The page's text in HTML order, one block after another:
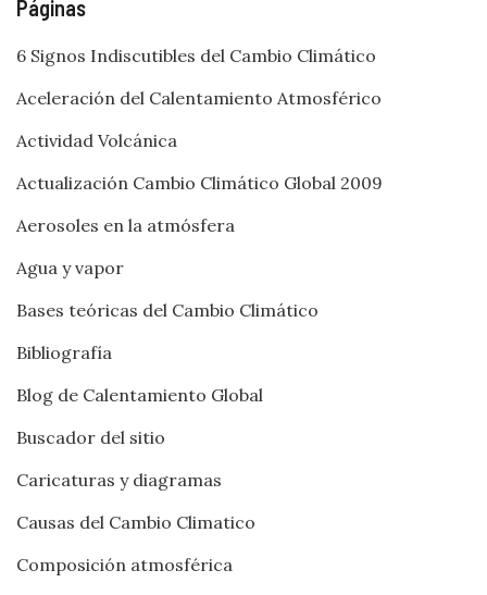
Páginas
6 Signos Indiscutibles del Cambio Climático
Aceleración del Calentamiento Atmosférico
Actividad Volcánica
Actualización Cambio Climático Global 2009
Aerosoles en la atmósfera
Agua y vapor
Bases teóricas del Cambio Climático
Bibliografía
Blog de Calentamiento Global
Buscador del sitio
Caricaturas y diagramas
Causas del Cambio Climatico
Composición atmosférica